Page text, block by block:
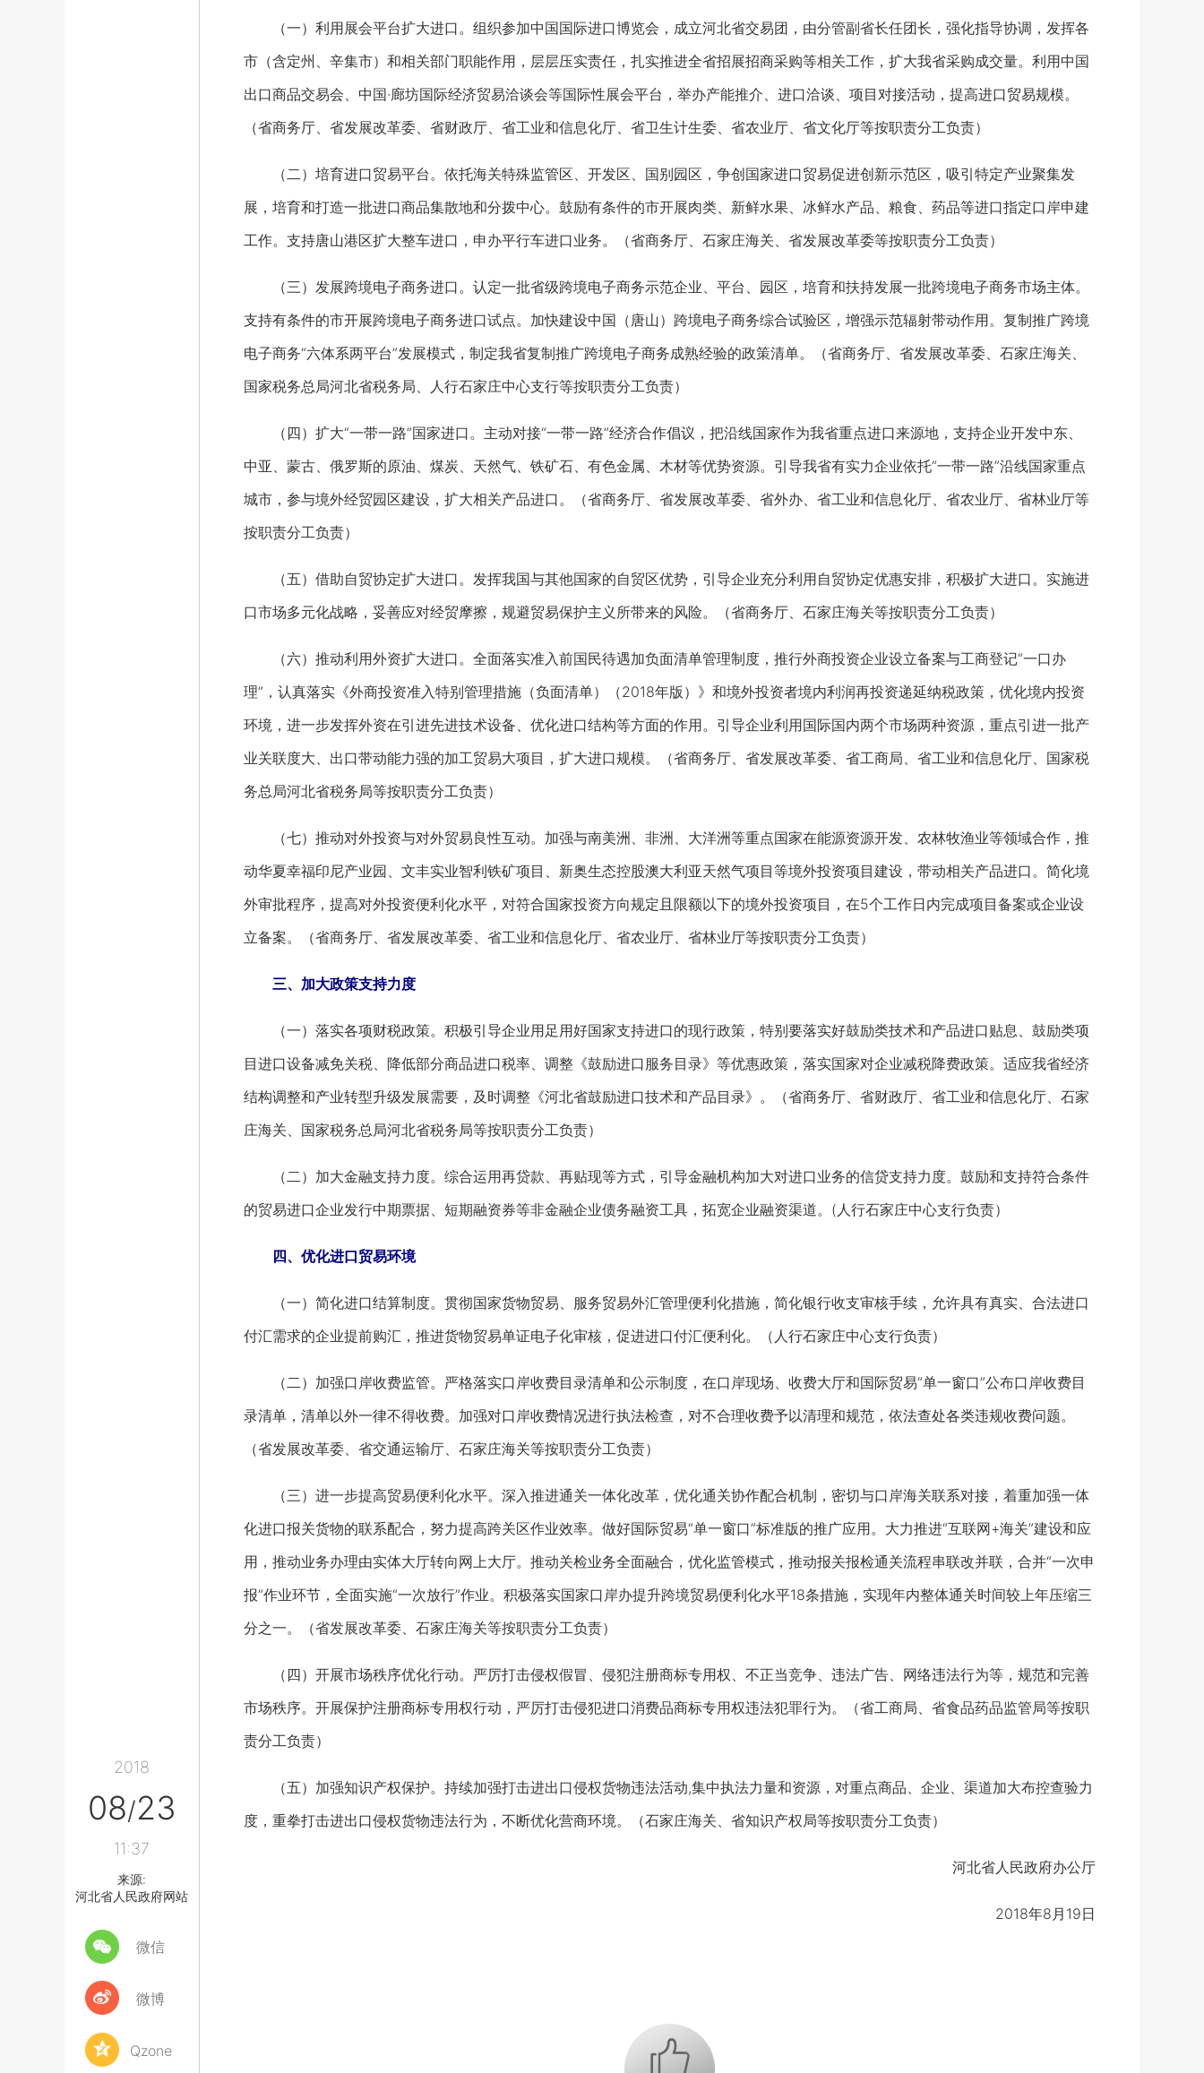
2018
08/23
11:37
来源:
河北省人民政府网站
微信
微博
Qzone
（一）利用展会平台扩大进口。组织参加中国国际进口博览会，成立河北省交易团，由分管副省长任团长，强化指导协调，发挥各
市（含定州、辛集市）和相关部门职能作用，层层压实责任，扎实推进全省招展招商采购等相关工作，扩大我省采购成交量。利用中国
出口商品交易会、中国·廊坊国际经济贸易洽谈会等国际性展会平台，举办产能推介、进口洽谈、项目对接活动，提高进口贸易规模。
（省商务厅、省发展改革委、省财政厅、省工业和信息化厅、省卫生计生委、省农业厅、省文化厅等按职责分工负责）
（二）培育进口贸易平台。依托海关特殊监管区、开发区、国别园区，争创国家进口贸易促进创新示范区，吸引特定产业聚集发
展，培育和打造一批进口商品集散地和分拨中心。鼓励有条件的市开展肉类、新鲜水果、冰鲜水产品、粮食、药品等进口指定口岸申建
工作。支持唐山港区扩大整车进口，申办平行车进口业务。（省商务厅、石家庄海关、省发展改革委等按职责分工负责）
（三）发展跨境电子商务进口。认定一批省级跨境电子商务示范企业、平台、园区，培育和扶持发展一批跨境电子商务市场主体。
支持有条件的市开展跨境电子商务进口试点。加快建设中国（唐山）跨境电子商务综合试验区，增强示范辐射带动作用。复制推广跨境
电子商务“六体系两平台”发展模式，制定我省复制推广跨境电子商务成熟经验的政策清单。（省商务厅、省发展改革委、石家庄海关、
国家税务总局河北省税务局、人行石家庄中心支行等按职责分工负责）
（四）扩大“一带一路”国家进口。主动对接“一带一路”经济合作倡议，把沿线国家作为我省重点进口来源地，支持企业开发中东、
中亚、蒙古、俄罗斯的原油、煤炭、天然气、铁矿石、有色金属、木材等优势资源。引导我省有实力企业依托“一带一路”沿线国家重点
城市，参与境外经贸园区建设，扩大相关产品进口。（省商务厅、省发展改革委、省外办、省工业和信息化厅、省农业厅、省林业厅等
按职责分工负责）
（五）借助自贸协定扩大进口。发挥我国与其他国家的自贸区优势，引导企业充分利用自贸协定优惠安排，积极扩大进口。实施进
口市场多元化战略，妥善应对经贸摩擦，规避贸易保护主义所带来的风险。（省商务厅、石家庄海关等按职责分工负责）
（六）推动利用外资扩大进口。全面落实准入前国民待遇加负面清单管理制度，推行外商投资企业设立备案与工商登记“一口办
理”，认真落实《外商投资准入特别管理措施（负面清单）（2018年版）》和境外投资者境内利润再投资递延纳税政策，优化境内投资
环境，进一步发挥外资在引进先进技术设备、优化进口结构等方面的作用。引导企业利用国际国内两个市场两种资源，重点引进一批产
业关联度大、出口带动能力强的加工贸易大项目，扩大进口规模。（省商务厅、省发展改革委、省工商局、省工业和信息化厅、国家税
务总局河北省税务局等按职责分工负责）
（七）推动对外投资与对外贸易良性互动。加强与南美洲、非洲、大洋洲等重点国家在能源资源开发、农林牧渔业等领域合作，推
动华夏幸福印尼产业园、文丰实业智利铁矿项目、新奥生态控股澳大利亚天然气项目等境外投资项目建设，带动相关产品进口。简化境
外审批程序，提高对外投资便利化水平，对符合国家投资方向规定且限额以下的境外投资项目，在5个工作日内完成项目备案或企业设
立备案。（省商务厅、省发展改革委、省工业和信息化厅、省农业厅、省林业厅等按职责分工负责）
三、加大政策支持力度
（一）落实各项财税政策。积极引导企业用足用好国家支持进口的现行政策，特别要落实好鼓励类技术和产品进口贴息、鼓励类项
目进口设备减免关税、降低部分商品进口税率、调整《鼓励进口服务目录》等优惠政策，落实国家对企业减税降费政策。适应我省经济
结构调整和产业转型升级发展需要，及时调整《河北省鼓励进口技术和产品目录》。（省商务厅、省财政厅、省工业和信息化厅、石家
庄海关、国家税务总局河北省税务局等按职责分工负责）
（二）加大金融支持力度。综合运用再贷款、再贴现等方式，引导金融机构加大对进口业务的信贷支持力度。鼓励和支持符合条件
的贸易进口企业发行中期票据、短期融资券等非金融企业债务融资工具，拓宽企业融资渠道。(人行石家庄中心支行负责）
四、优化进口贸易环境
（一）简化进口结算制度。贯彻国家货物贸易、服务贸易外汇管理便利化措施，简化银行收支审核手续，允许具有真实、合法进口
付汇需求的企业提前购汇，推进货物贸易单证电子化审核，促进进口付汇便利化。（人行石家庄中心支行负责）
（二）加强口岸收费监管。严格落实口岸收费目录清单和公示制度，在口岸现场、收费大厅和国际贸易“单一窗口”公布口岸收费目
录清单，清单以外一律不得收费。加强对口岸收费情况进行执法检查，对不合理收费予以清理和规范，依法查处各类违规收费问题。
（省发展改革委、省交通运输厅、石家庄海关等按职责分工负责）
（三）进一步提高贸易便利化水平。深入推进通关一体化改革，优化通关协作配合机制，密切与口岸海关联系对接，着重加强一体
化进口报关货物的联系配合，努力提高跨关区作业效率。做好国际贸易“单一窗口”标准版的推广应用。大力推进“互联网+海关”建设和应
用，推动业务办理由实体大厅转向网上大厅。推动关检业务全面融合，优化监管模式，推动报关报检通关流程串联改并联，合并“一次申
报”作业环节，全面实施“一次放行”作业。积极落实国家口岸办提升跨境贸易便利化水平18条措施，实现年内整体通关时间较上年压缩三
分之一。（省发展改革委、石家庄海关等按职责分工负责）
（四）开展市场秩序优化行动。严厉打击侵权假冒、侵犯注册商标专用权、不正当竞争、违法广告、网络违法行为等，规范和完善
市场秩序。开展保护注册商标专用权行动，严厉打击侵犯进口消费品商标专用权违法犯罪行为。（省工商局、省食品药品监管局等按职
责分工负责）
（五）加强知识产权保护。持续加强打击进出口侵权货物违法活动,集中执法力量和资源，对重点商品、企业、渠道加大布控查验力
度，重拳打击进出口侵权货物违法行为，不断优化营商环境。（石家庄海关、省知识产权局等按职责分工负责）
河北省人民政府办公厅
2018年8月19日
+1